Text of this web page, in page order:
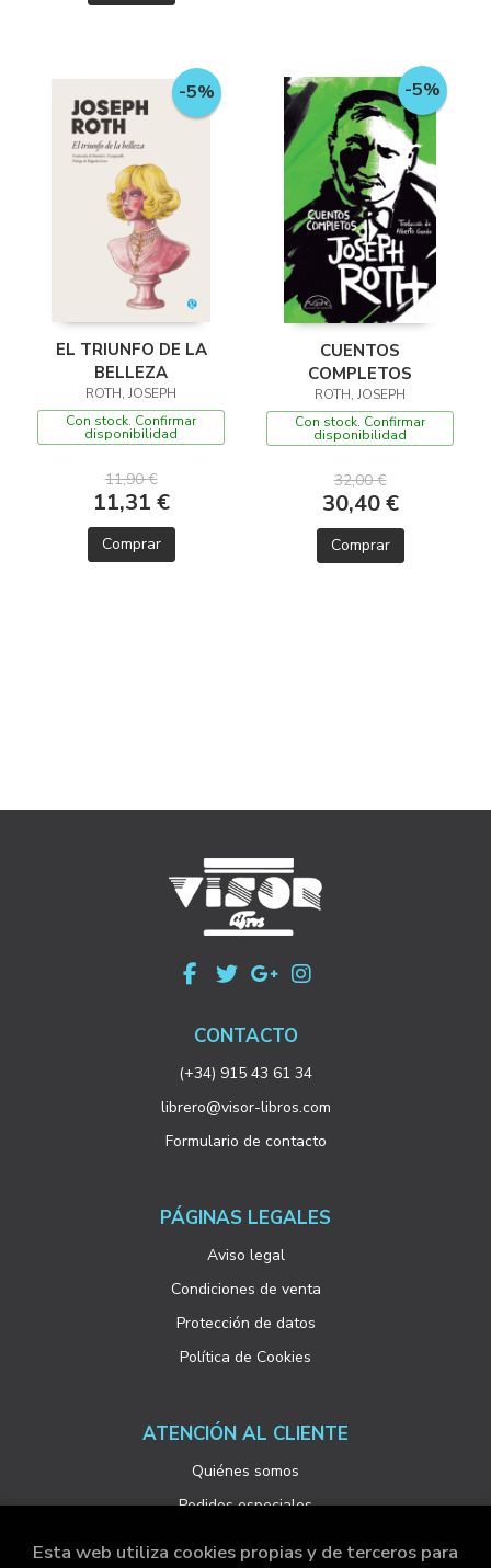
-5%
EL TRIUNFO DE LA
BELLEZA
ROTH, JOSEPH
Con stock. Confirmar
disponibilidad
11,90 €
11,31 €
Comprar
-5%
CUENTOS
COMPLETOS
ROTH, JOSEPH
Con stock. Confirmar
disponibilidad
32,00 €
30,40 €
Comprar
CONTACTO
(+34) 915 43 61 34
librero@visor-libros.com
Formulario de contacto
PÁGINAS LEGALES
Aviso legal
Condiciones de venta
Protección de datos
Política de Cookies
ATENCIÓN AL CLIENTE
Quiénes somos
Pedidos especiales
Esta web utiliza cookies propias y de terceros para